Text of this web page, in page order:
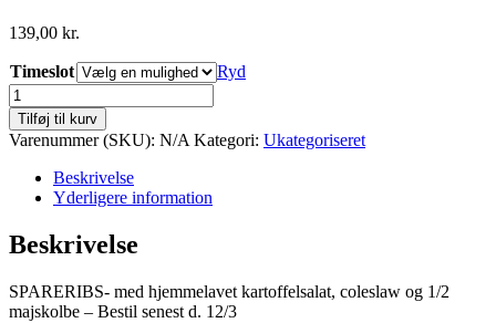
139,00 kr.
Timeslot
Ryd
SKÆRBÆK
-
GOKART
CENTER
SKÆRBÆK
HUSK
AT
MEDBRINGE
MAIL
KVITTERING
Tilføj til kurv
Varenummer (SKU): N/A Kategori: Ukategoriseret
Beskrivelse
Yderligere information
Beskrivelse
SPARERIBS- med hjemmelavet kartoffelsalat, coleslaw og 1/2
majskolbe – Bestil senest d. 12/3